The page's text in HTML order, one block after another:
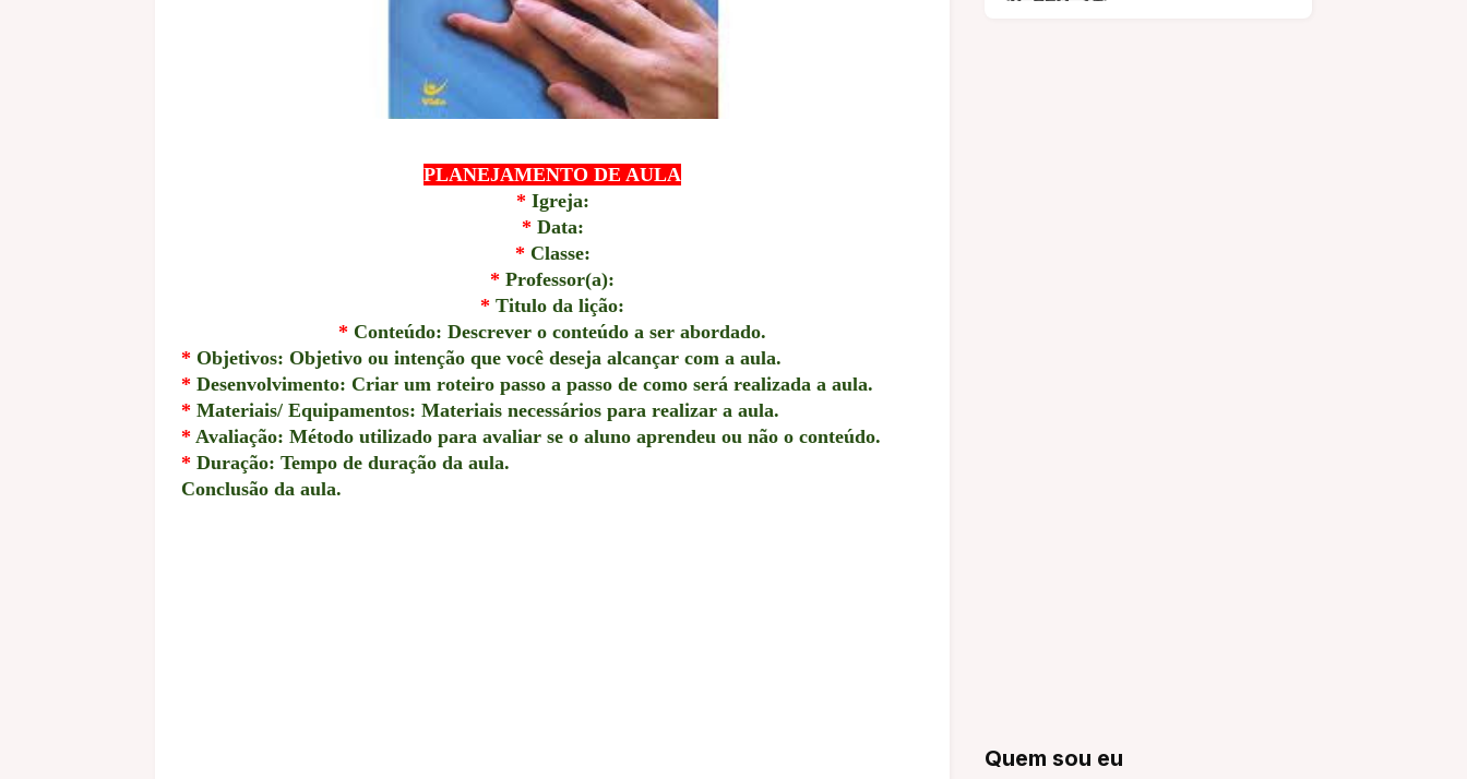
PLANEJAMENTO DE AULA
* Igreja:
* Data:
* Classe:
* Professor(a):
* Titulo da lição:
* Conteúdo: Descrever o conteúdo a ser abordado.
* Objetivos: Objetivo ou intenção que você deseja alcançar com a aula.
* Desenvolvimento: Criar um roteiro passo a passo de como será realizada a aula.
* Materiais/ Equipamentos: Materiais necessários para realizar a aula.
* Avaliação: Método utilizado para avaliar se o aluno aprendeu ou não o conteúdo.
* Duração: Tempo de duração da aula.
Conclusão da aula.
Quem sou eu